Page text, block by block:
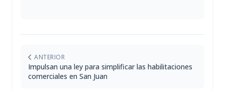
ANTERIOR
Impulsan una ley para simplificar las habilitaciones
comerciales en San Juan